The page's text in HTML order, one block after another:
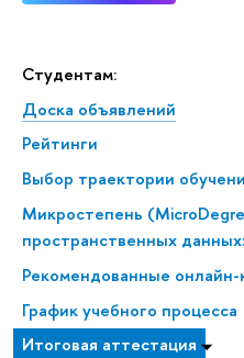
Студентам:
Доска объявлений
Рейтинги
Выбор траектории
Микростепень
пространственных
Рекомендованные онлайн-
График учебного процесса
Итоговая аттестация